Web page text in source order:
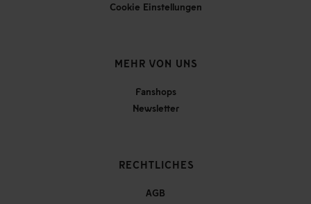
Cookie Einstellungen
MEHR VON UNS
Fanshops
Newsletter
RECHTLICHES
AGB